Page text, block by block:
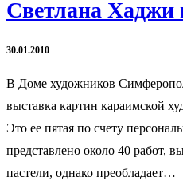
Светлана Хаджи
30.01.2010
В Доме художников
выставка картин караимской
Это ее пятая по счету
представлено около 40 работ,
пастели, однако преобладает…